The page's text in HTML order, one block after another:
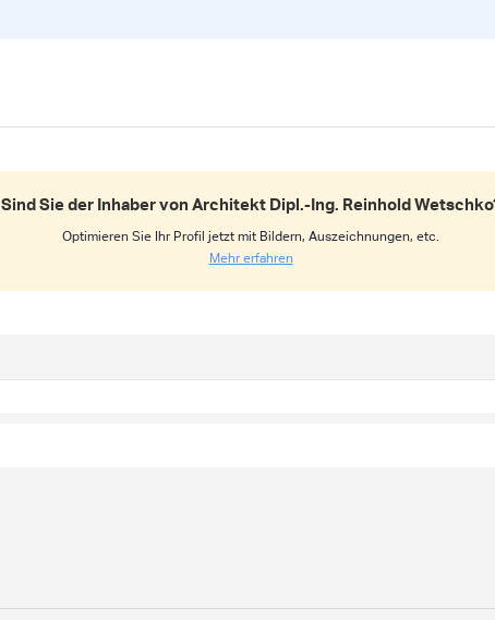
Sind Sie der Inhaber von Architekt Dipl.-Ing. Reinhold
Optimieren Sie Ihr Profil jetzt mit Bildern, Auszeichnungen, etc.
Mehr erfahren